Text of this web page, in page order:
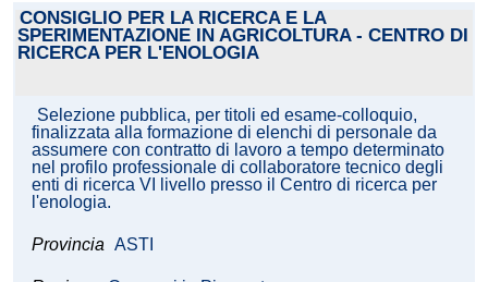
CONSIGLIO PER LA RICERCA E LA
SPERIMENTAZIONE IN AGRICOLTURA - CENTRO DI
RICERCA PER L'ENOLOGIA
Selezione pubblica, per titoli ed esame-colloquio,
finalizzata alla formazione di elenchi di personale da
assumere con contratto di lavoro a tempo determinato
nel profilo professionale di collaboratore tecnico degli
enti di ricerca VI livello presso il Centro di ricerca per
l'enologia.
Provincia ASTI